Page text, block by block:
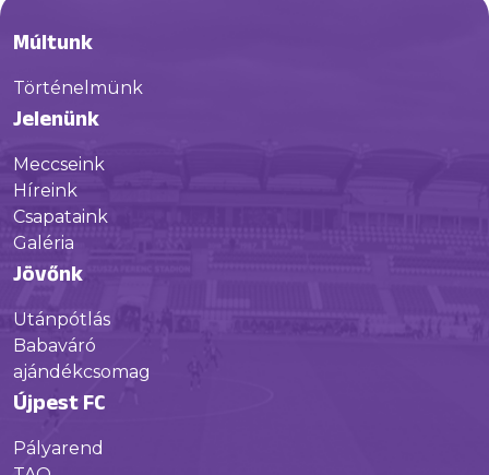
Múltunk
Történelmünk
Jelenünk
Meccseink
Híreink
Csapataink
Galéria
Jövőnk
Utánpótlás
Babaváró
ajándékcsomag
Újpest FC
Pályarend